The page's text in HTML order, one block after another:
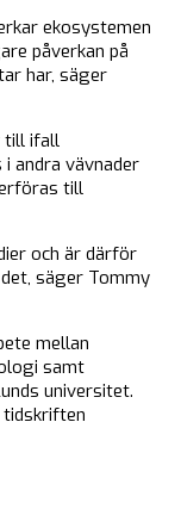
ekosystemen
påverkan på
har, säger
till ifall
andra vävnader
till
och är därför
säger Tommy
mellan
samt
universitet.
tidskriften